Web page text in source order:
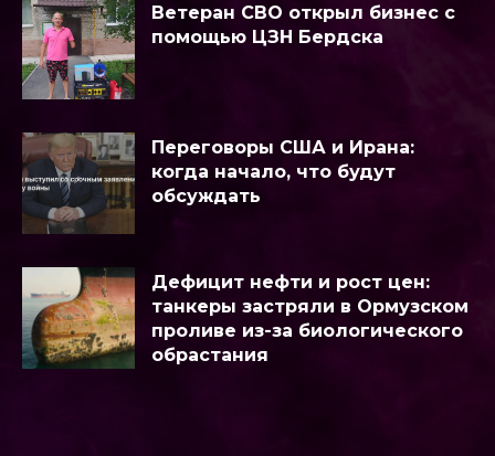
Ветеран СВО открыл бизнес с
помощью ЦЗН Бердска
Переговоры США и Ирана:
когда начало, что будут
обсуждать
Дефицит нефти и рост цен:
танкеры застряли в Ормузском
проливе из-за биологического
обрастания